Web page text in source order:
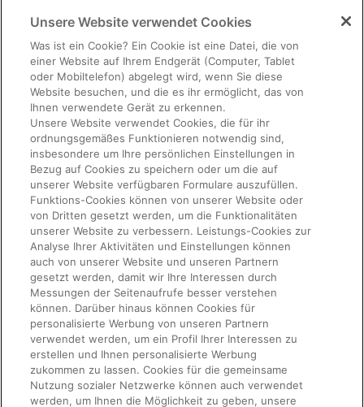
Unsere Website verwendet Cookies
Was ist ein Cookie? Ein Cookie ist eine Datei, die von
einer Website auf Ihrem Endgerät (Computer, Tablet
oder Mobiltelefon) abgelegt wird, wenn Sie diese
Website besuchen, und die es ihr ermöglicht, das von
Ihnen verwendete Gerät zu erkennen.
Unsere Website verwendet Cookies, die für ihr
ordnungsgemäßes Funktionieren notwendig sind,
insbesondere um Ihre persönlichen Einstellungen in
Bezug auf Cookies zu speichern oder um die auf
unserer Website verfügbaren Formulare auszufüllen.
Funktions-Cookies können von unserer Website oder
von Dritten gesetzt werden, um die Funktionalitäten
unserer Website zu verbessern. Leistungs-Cookies zur
Analyse Ihrer Aktivitäten und Einstellungen können
auch von unserer Website und unseren Partnern
gesetzt werden, damit wir Ihre Interessen durch
Messungen der Seitenaufrufe besser verstehen
können. Darüber hinaus können Cookies für
personalisierte Werbung von unseren Partnern
verwendet werden, um ein Profil Ihrer Interessen zu
erstellen und Ihnen personalisierte Werbung
zukommen zu lassen. Cookies für die gemeinsame
Nutzung sozialer Netzwerke können auch verwendet
werden, um Ihnen die Möglichkeit zu geben, unsere